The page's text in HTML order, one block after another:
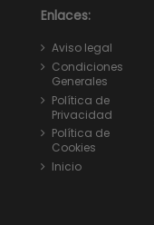
Enlaces:
Aviso legal
Condiciones
Generales
Política de
Privacidad
Política de
Cookies
Inicio